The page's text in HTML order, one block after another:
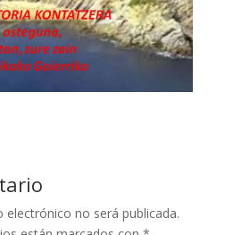
electrónico no será publicada.